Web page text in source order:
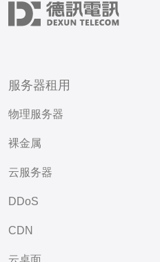
服务器租用
物理服务器
裸金属
云服务器
DDoS
CDN
云桌面